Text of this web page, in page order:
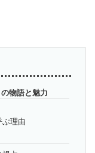
物語と魅力
ぶ理由